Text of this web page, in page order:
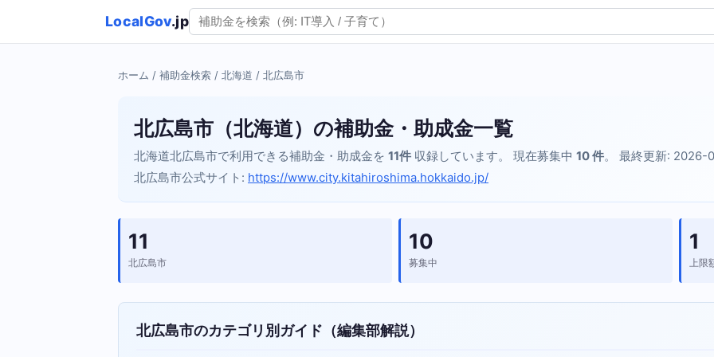
LocalGov.jp
ホーム / 補助金検索 / 北海道 / 北広島市
北広島市（北海道）の補助金・助成金一覧
北海道北広島市で利用できる補助金・助成金を 11件 収録しています。 現在募集中 10 件。 最終更新: 2026-
北広島市公式サイト: https://www.city.kitahiroshima.hokkaido.jp/
11
北広島市
10
募集中
1
上限
北広島市のカテゴリ別ガイド（編集部解説）